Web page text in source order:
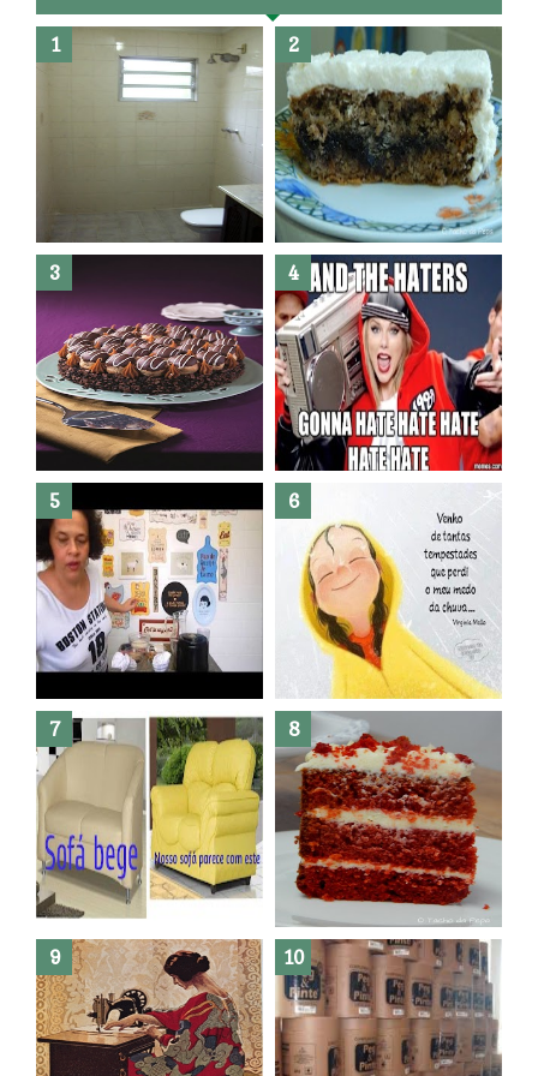
Banheiro novo por menos de
R$300,00 ?? E sem quebra
quebra ??( Editado)
Posso congelar bolo ??
Dez bolos pra fazer antes de
morrer !
Haters, como surgiram?
O medo que habita em nós.